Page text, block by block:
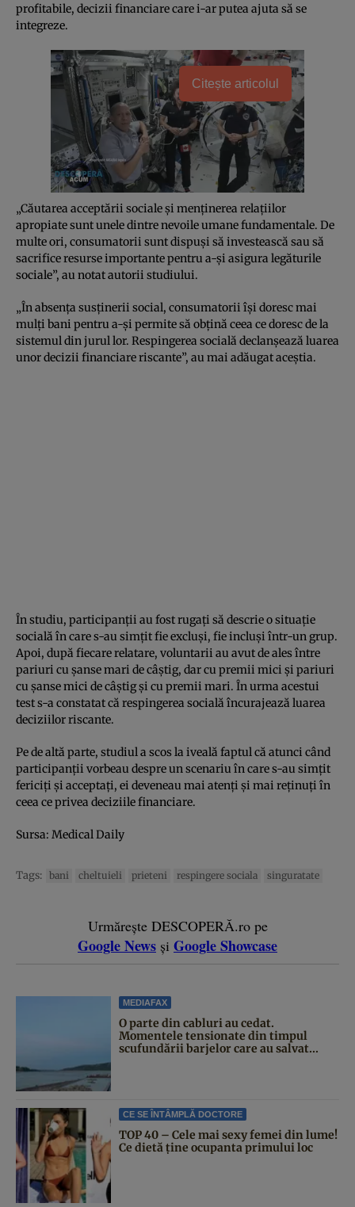
profitabile, decizii financiare care i-ar putea ajuta să se
integreze.
Citește articolul
„Căutarea acceptării sociale şi menţinerea relaţiilor
apropiate sunt unele dintre nevoile umane fundamentale. De
multe ori, consumatorii sunt dispuşi să investească sau să
sacrifice resurse importante pentru a-şi asigura legăturile
sociale”, au notat autorii studiului.
„În absenţa susţinerii social, consumatorii îşi doresc mai
mulţi bani pentru a-şi permite să obţină ceea ce doresc de la
sistemul din jurul lor. Respingerea socială declanşează luarea
unor decizii financiare riscante”, au mai adăugat aceştia.
În studiu, participanţii au fost rugaţi să descrie o situaţie
socială în care s-au simţit fie excluşi, fie incluşi într-un grup.
Apoi, după fiecare relatare, voluntarii au avut de ales între
pariuri cu şanse mari de câştig, dar cu premii mici şi pariuri
cu şanse mici de câştig şi cu premii mari. În urma acestui
test s-a constatat că respingerea socială încurajează luarea
deciziilor riscante.
Pe de altă parte, studiul a scos la iveală faptul că atunci când
participanţii vorbeau despre un scenariu în care s-au simţit
fericiţi şi acceptaţi, ei deveneau mai atenţi şi mai reţinuţi în
ceea ce privea deciziile financiare.
Sursa: Medical Daily
Tags: bani cheltuieli prieteni respingere sociala singuratate
Urmărește DESCOPERĂ.ro pe
Google News și Google Showcase
MEDIAFAX
O parte din cabluri au cedat.
Momentele tensionate din timpul
scufundării barjelor care au salvat...
CE SE ÎNTÂMPLĂ DOCTORE
TOP 40 – Cele mai sexy femei din lume!
Ce dietă ține ocupanta primului loc